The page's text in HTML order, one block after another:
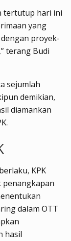
tertutup hari ini
yang
proyek-
terang Budi
sejumlah
demikian,
diamankan
KPK
penangkapan
dalam OTT
hasil